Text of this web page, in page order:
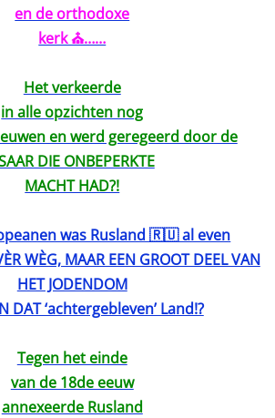
en de orthodoxe
kerk ⛪️……
Het verkeerde
in alle opzichten nog
en werd geregeerd door de
DIE ONBEPERKTE
MACHT HAD?!
was Rusland 🇷🇺 al even
WÈG, MAAR EEN GROOT DEEL VAN
HET JODENDOM
DAT ‘achtergebleven’ Land!?
Tegen het einde
van de 18de eeuw
annexeerde Rusland